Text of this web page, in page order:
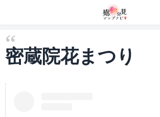
密蔵院花まつり